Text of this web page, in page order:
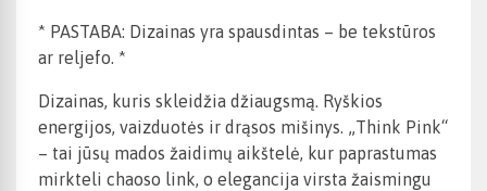
* PASTABA: Dizainas yra spausdintas – be tekstūros
ar reljefo. *
Dizainas, kuris skleidžia džiaugsmą. Ryškios
energijos, vaizduotės ir drąsos mišinys. „Think Pink“
– tai jūsų mados žaidimų aikštelė, kur paprastumas
mirkteli chaoso link, o elegancija virsta žaismingu